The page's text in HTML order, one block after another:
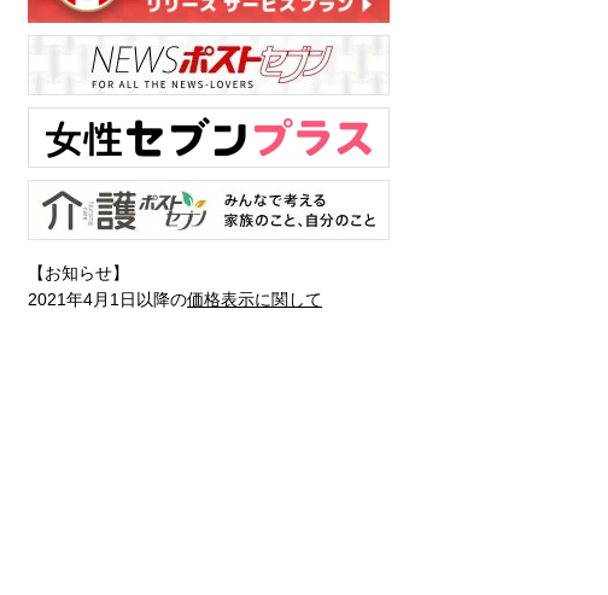
【お知らせ】
2021年4月1日以降の価格表示に関して